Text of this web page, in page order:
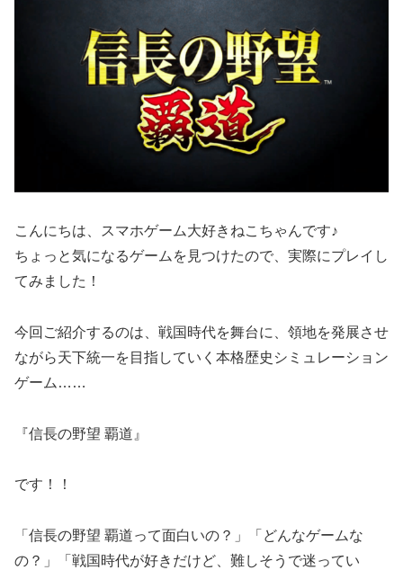
こんにちは、スマホゲーム大好きねこちゃんです♪
ちょっと気になるゲームを見つけたので、実際にプレイし
てみました！
今回ご紹介するのは、戦国時代を舞台に、領地を発展させ
ながら天下統一を目指していく本格歴史シミュレーション
ゲーム……
『信長の野望 覇道』
です！！
「信長の野望 覇道って面白いの？」「どんなゲームな
の？」「戦国時代が好きだけど、難しそうで迷ってい